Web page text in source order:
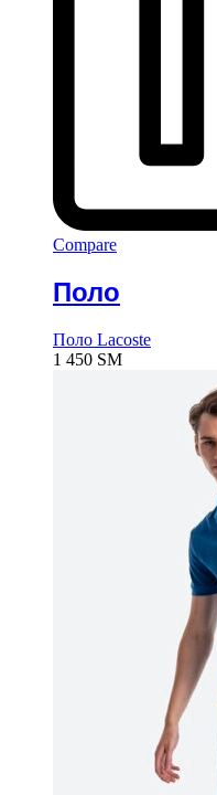
Compare
Поло
Поло Lacoste
1 450 ЅМ